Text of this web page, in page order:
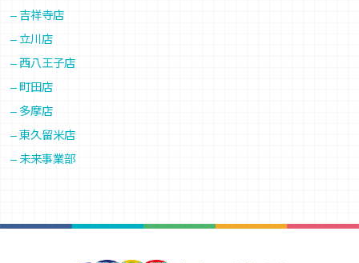
吉祥寺店
立川店
西八王子店
町田店
多摩店
東久留米店
未来事業部